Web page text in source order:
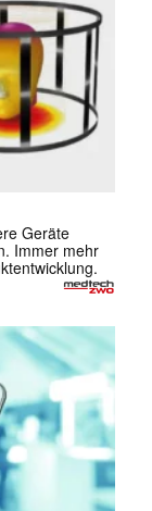
Geräte
Immer mehr